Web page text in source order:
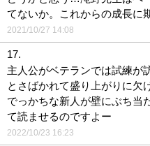
てないか。これからの成長に
2021/10/27 14:08
17.
主人公がベテランでは試練が
とさばかれて盛り上がりに欠
でっかちな新人が壁にぶち当
て読ませるのですよー
2022/10/23 16:23